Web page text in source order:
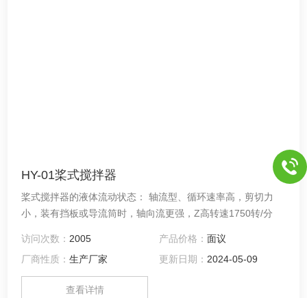
HY-01桨式搅拌器
桨式搅拌器的液体流动状态： 轴流型、循环速率高，剪切力
小，装有挡板或导流筒时，轴向流更强，Z高转速1750转/分
访问次数： 2005 产品价格： 面议
厂商性质：生产厂家 更新日期： 2024-05-09
查看详情